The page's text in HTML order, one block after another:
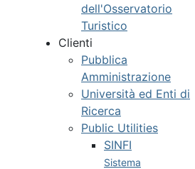
dell'Osservatorio
Turistico
Clienti
Pubblica
Amministrazione
Università ed Enti di
Ricerca
Public Utilities
SINFI
Sistema